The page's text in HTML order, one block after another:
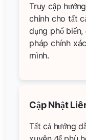
Truy cập
chỉnh cho tất
dụng phổ biến,
pháp chính
mình.
Cập Nhật
Tất cả hướng